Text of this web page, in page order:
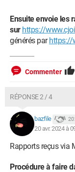
Ensuite envoie les
sur https://
générés parhttps://
Commenter
RÉPONSE 2 / 4
bazfile 20
20 avr. 2024 à
Rapports reçus via
Procédure à faire